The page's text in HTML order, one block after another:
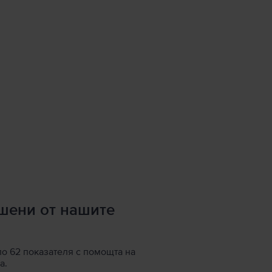
от нашите
62 показателя с помощта на